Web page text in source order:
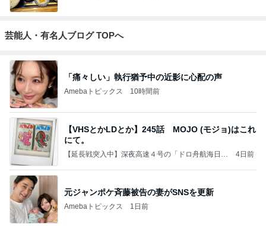
芸能人・有名人ブログ TOPへ
「痛々しい」執行猶予中の近影に心配の声
Amebaトピックス 10時間前
【VHSとかLDとか】245話 MOJO (モジョ)はこれ
にて。
【延長戦突入中】深夜高速４号の「ドロ舟航海日
4日前
元ジャンポケ斉藤被告の妻がSNSを更新
Amebaトピックス 1日前